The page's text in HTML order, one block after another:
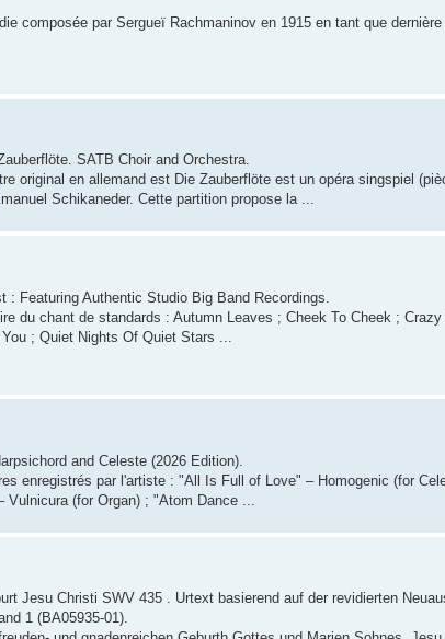
composée par Sergueï Rachmaninov en 1915 en tant que
SATB Choir and Orchestra.
original en allemand est Die Zauberflöte est un opéra singspiel
Schikaneder. Cette partition propose la ...
Featuring Authentic Studio Big Band Recordings.
du chant de standards : Autumn Leaves ; Cheek To Cheek ;
; Quiet Nights Of Quiet Stars ...
and Celeste (2026 Edition).
enregistrés par l'artiste : "All Is Full of Love" – Homogenic (for
(for Organ) ; "Atom Dance ...
Jesu Christi SWV 435 . Urtext basierend auf der revidierten
1 (BA05935-01).